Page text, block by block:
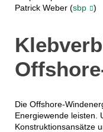
Patrick Weber (sbp )
Die Offshore-
Energiewende leisten.
Konstruktionsansätze